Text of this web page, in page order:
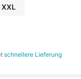
XXL
schnellere Lieferung